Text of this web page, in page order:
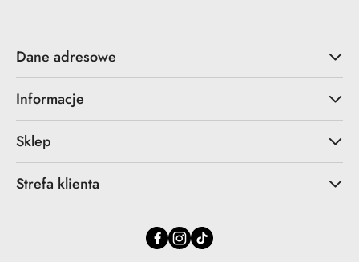
Dane adresowe
Informacje
Sklep
Strefa klienta